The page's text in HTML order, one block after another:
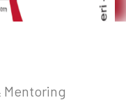
Mentoring